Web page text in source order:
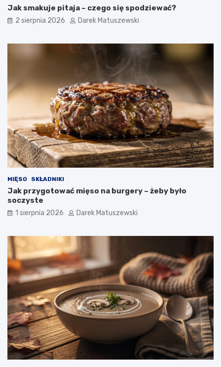
Jak smakuje pitaja – czego się spodziewać?
2 sierpnia 2026 Darek Matuszewski
MIĘSO SKŁADNIKI
Jak przygotować mięso na burgery – żeby było
soczyste
1 sierpnia 2026 Darek Matuszewski